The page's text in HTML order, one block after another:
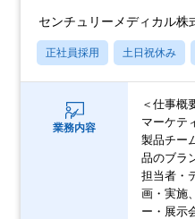
センチュリーメディカル株
正社員採用 土日祝休み
業務内容
＜仕事概
マーケテ
製品チー
品のブラ
担当者・
画・実施
ー・展示